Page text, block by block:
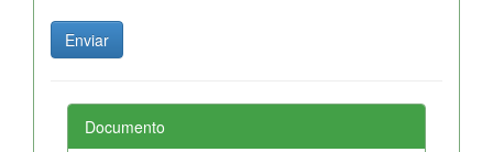
Documento